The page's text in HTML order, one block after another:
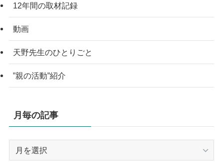
12年間の取材記録
動画
天野先生のひとりごと
”親の活動”紹介
月毎の記事